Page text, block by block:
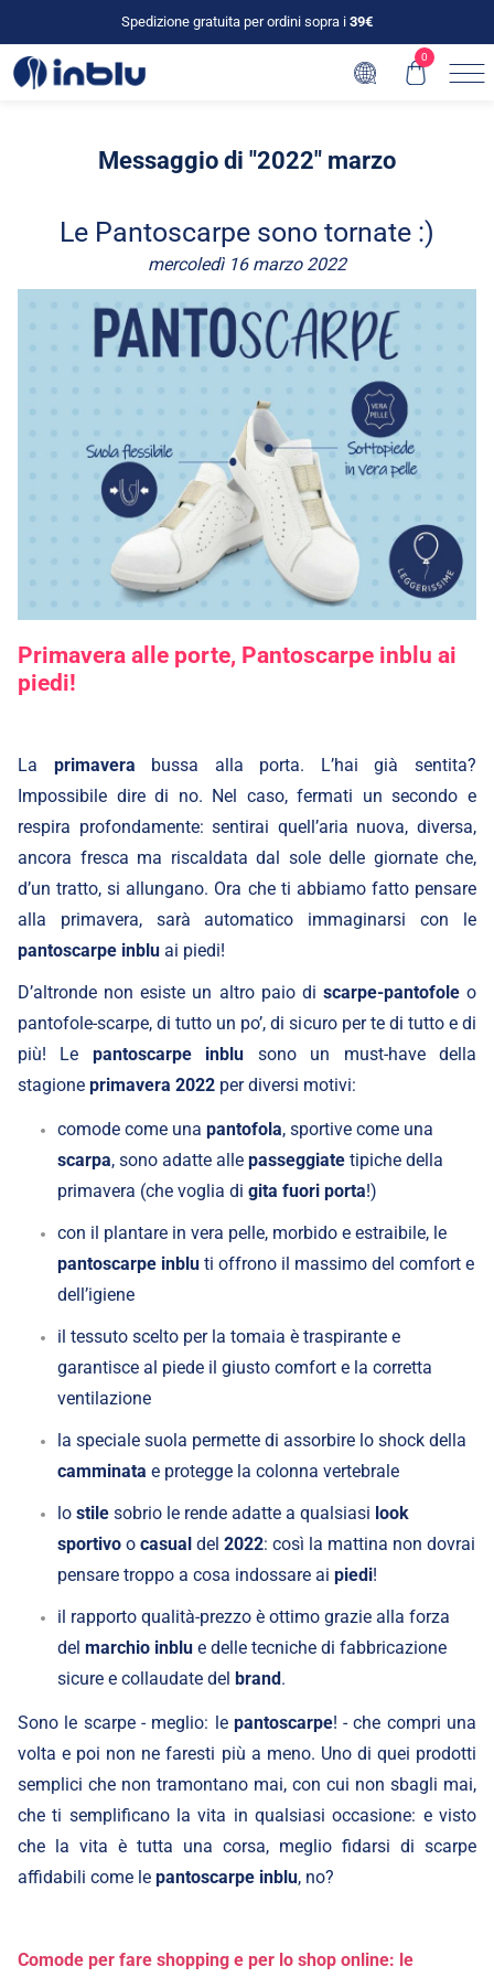
Spedizione gratuita per ordini sopra i 39€
0
Messaggio di "2022" marzo
Le Pantoscarpe sono tornate :)
mercoledì 16 marzo 2022
Primavera alle porte, Pantoscarpe inblu ai
piedi!
La primavera bussa alla porta. L’hai già sentita?
Impossibile dire di no. Nel caso, fermati un secondo e
respira profondamente: sentirai quell’aria nuova, diversa,
ancora fresca ma riscaldata dal sole delle giornate che,
d’un tratto, si allungano. Ora che ti abbiamo fatto pensare
alla primavera, sarà automatico immaginarsi con le
pantoscarpe inblu ai piedi!
D’altronde non esiste un altro paio di scarpe-pantofoleo
pantofole-scarpe, di tutto un po’, di sicuro per te di tutto e di
più! Le pantoscarpe inblu sono un must-have della
stagione primavera 2022 per diversi motivi:
comode come una pantofola, sportive come una
scarpa, sono adatte alle passeggiate tipiche della
primavera (che voglia di gita fuori porta!)
con il plantare in vera pelle, morbido e estraibile, le
pantoscarpe inblu ti offrono il massimo del comfort e
dell’igiene
il tessuto scelto per la tomaia è traspirante e
garantisce al piede il giusto comfort e la corretta
ventilazione
la speciale suola permette di assorbire lo shock della
camminata e protegge la colonna vertebrale
lo stile sobrio le rende adatte a qualsiasi look
sportivo o casual del 2022: così la mattina non dovrai
pensare troppo a cosa indossare ai piedi!
il rapporto qualità-prezzo è ottimo grazie alla forza
del marchio inblu e delle tecniche di fabbricazione
sicure e collaudate del brand.
Sono le scarpe - meglio: le pantoscarpe! - che compri una
volta e poi non ne faresti più a meno. Uno di quei prodotti
semplici che non tramontano mai, con cui non sbagli mai,
che ti semplificano la vita in qualsiasi occasione: e visto
che la vita è tutta una corsa, meglio fidarsi di scarpe
affidabili come le pantoscarpe inblu, no?
Comode per fare shopping e per lo shop online: le